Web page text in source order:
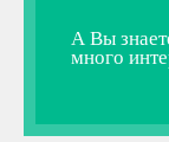
А Вы
много